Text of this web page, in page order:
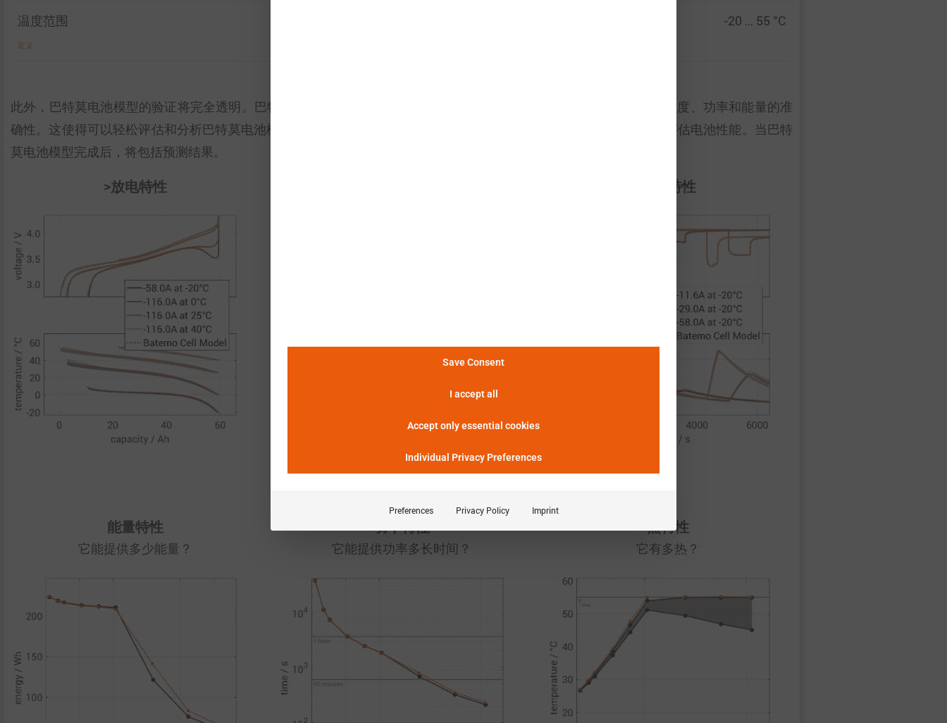
温度范围
定义
-20 … 55 °C
此外，巴特莫电池模型的验证将完全透明。巴特莫电池数据包含原始测量数据和仿真数据。所有实验都会计算电压、温度、功率和能量的准
确性。这使得可以轻松评估和分析巴特莫电池模型的有效性。图表显示了电池“CALB L148N58A”的特性数据选项，以评估电池性能。当巴特
莫电池模型完成后，将包括预测结果。
>放电特性 脉冲特性
显示实验定义
能量特性
它能提供多少能量？
功率特性
它能提供功率多长时间？
热特性
它有多热？
Save Consent
I accept all
Accept only essential cookies
Individual Privacy Preferences
Preferences Privacy Policy Imprint